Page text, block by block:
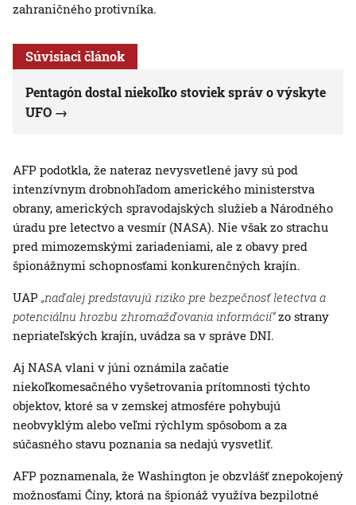
zahraničného protivníka.
Súvisiaci článok
Pentagón dostal niekoľko stoviek správ o výskyte
UFO
AFP podotkla, že nateraz nevysvetlené javy sú pod
intenzívnym drobnohľadom amerického ministerstva
obrany, amerických spravodajských služieb a Národného
úradu pre letectvo a vesmír (NASA). Nie však zo strachu
pred mimozemskými zariadeniami, ale z obavy pred
špionážnymi schopnosťami konkurenčných krajín.
UAP „naďalej predstavujú riziko pre bezpečnosť letectva a
potenciálnu hrozbu zhromažďovania informácií“zo strany
nepriateľských krajín, uvádza sa v správe DNI.
Aj NASA vlani v júni oznámila začatie
niekoľkomesačného vyšetrovania prítomnosti týchto
objektov, ktoré sa v zemskej atmosfére pohybujú
neobvyklým alebo veľmi rýchlym spôsobom a za
súčasného stavu poznania sa nedajú vysvetliť.
AFP poznamenala, že Washington je obzvlášť znepokojený
možnosťami Číny, ktorá na špionáž využíva bezpilotné